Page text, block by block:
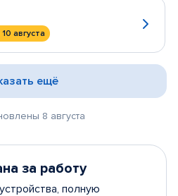
августа
8 августа
ещё
за работу
полную